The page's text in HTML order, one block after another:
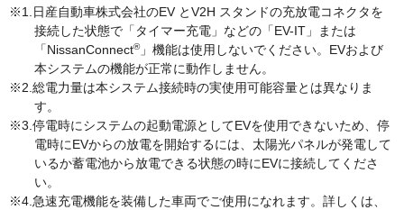
日産自動車株式会社のEV とV2H スタンドの充放電コネクタを
接続した状態で「タイマー充電」などの「EV-IT」または
「NissanConnect®」機能は使用しないでください。EVおよび
本システムの機能が正常に動作しません。
総電力量は本システム接続時の実使用可能容量とは異なりま
す。
停電時にシステムの起動電源としてEVを使用できないため、停
電時にEVからの放電を開始するには、太陽光パネルが発電して
いるか蓄電池から放電できる状態の時にEVに接続してくださ
い。
急速充電機能を装備した車両でご使用になれます。詳しくは、